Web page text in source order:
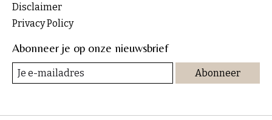
Disclaimer
Privacy Policy
Abonneer je op onze nieuwsbrief
Abonneer